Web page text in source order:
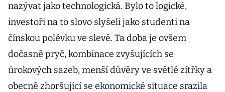
nazývat jako technologická. Bylo to logické,
investoři na to slovo slyšeli jako studenti na
čínskou polévku ve slevě. Ta doba je ovšem
dočasně pryč, kombinace zvyšujících se
úrokových sazeb, menší důvěry ve světlé zítřky a
obecně zhoršující se ekonomické situace srazila